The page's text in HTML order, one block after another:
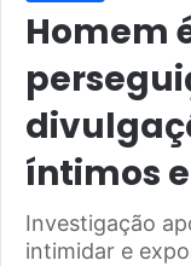
Homem
íntimos
Investigação
intimidar e